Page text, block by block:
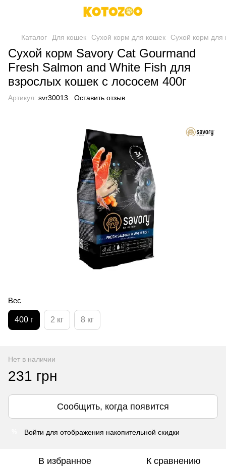
Каталог Для кошек Сухой корм для кошек Сухой корм для
Сухой корм Savory Cat Gourmand
Fresh Salmon and White Fish для
взрослых кошек с лососем 400г
Артикул: svr30013 Оставить отзыв
Вес
400 г 2 кг 8 кг
Нет в наличии
231 грн
Сообщить, когда появится
Войти для отображения накопительной скидки
В избранное К сравнению